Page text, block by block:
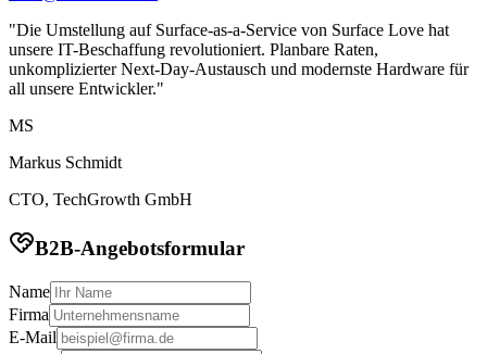
"Die Umstellung auf Surface-as-a-Service von Surface Love hat
unsere IT-Beschaffung revolutioniert. Planbare Raten,
unkomplizierter Next-Day-Austausch und modernste Hardware für
all unsere Entwickler."
MS
Markus Schmidt
CTO, TechGrowth GmbH
B2B-Angebotsformular
Name
Firma
E-Mail